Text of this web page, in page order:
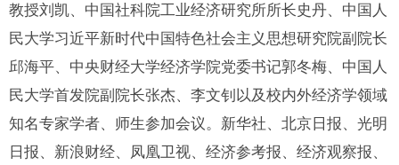
教授刘凯、中国社科院工业经济研究所所长史丹、中国人
民大学习近平新时代中国特色社会主义思想研究院副院长
邱海平、中央财经大学经济学院党委书记郭冬梅、中国人
民大学首发院副院长张杰、李文钊以及校内外经济学领域
知名专家学者、师生参加会议。新华社、北京日报、光明
日报、新浪财经、凤凰卫视、经济参考报、经济观察报、